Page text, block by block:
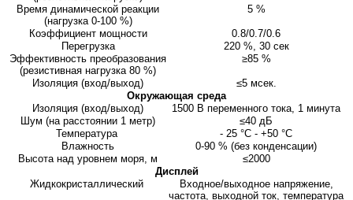
Время динамической реакции
(нагрузка 0-100 %)
5 %
Коэффициент мощности
0.8/0.7/0.6
Перегрузка
220 %, 30 сек
Эффективность преобразования
(резистивная нагрузка 80 %)
≥85 %
Изоляция (вход/выход)
≤5 мсек.
Окружающая среда
Изоляция (вход/выход)
1500 В переменного тока, 1 минута
Шум (на расстоянии 1 метр)
≤40 дБ
Температура
- 25 °С - +50 °С
Влажность
0-90 % (без конденсации)
Высота над уровнем моря, м
≤2000
Дисплей
Жидкокристаллический
Входное/выходное напряжение,
частота, выходной ток, температура